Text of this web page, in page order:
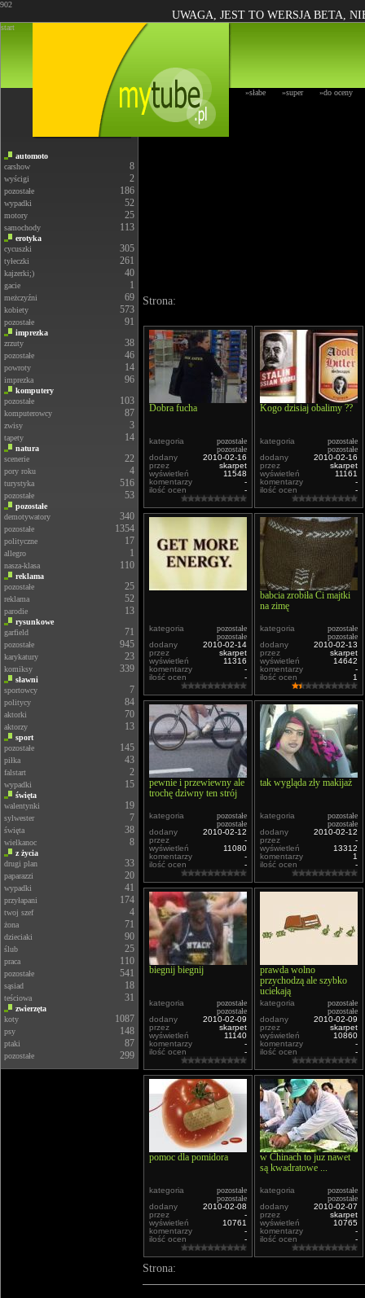
902
UWAGA, JEST TO WERSJA BETA,
start
»słabe »super »do oceny
automoto
carshow
8
wyścigi 2
pozostałe 186
wypadki 52
motory 25
samochody 113
erotyka
cycuszki
305
tyłeczki 261
kajzerki;) 40
gacie 1
meżczyźni 69
kobiety 573
pozostałe 91
imprezka
zrzuty
38
pozostałe 46
powroty 14
imprezka 96
komputery
pozostałe
103
komputerowcy 87
zwisy 3
tapety 14
natura
scenerie
22
pory roku 4
turystyka 516
pozostałe 53
pozostałe
demotywatory
340
pozostałe 1354
polityczne 17
allegro 1
nasza-klasa 110
reklama
pozostałe
25
reklama 52
parodie 13
rysunkowe
garfield
71
pozostałe 945
karykatury 23
komiksy 339
sławni
sportowcy
7
politycy 84
aktorki 70
aktorzy 13
sport
pozostałe
145
piłka 43
falstart 2
wypadki 15
święta
walentynki
19
sylwester 7
święta 38
wielkanoc 8
z życia
drugi plan
33
paparazzi 20
wypadki 41
przyłapani 174
twoj szef 4
żona 71
dzieciaki 90
ślub 25
praca 110
pozostałe 541
sąsiad 18
teściowa 31
zwierzęta
koty
1087
psy 148
ptaki 87
pozostałe 299
Strona:
Dobra fucha
kategoria
pozostałe
pozostałe
dodany
2010-02-16
przez
skarpet
wyświetleń
11548
komentarzy
-
ilość ocen
-
Kogo dzisiaj obalimy ??
kategoria
pozostałe
pozostałe
dodany
2010-02-16
przez
skarpet
wyświetleń
11161
komentarzy
-
ilość ocen
-
kategoria
pozostałe
pozostałe
dodany
2010-02-14
przez
skarpet
wyświetleń
11316
komentarzy
-
ilość ocen
-
babcia zrobiła Ci majtki
na zimę
kategoria
pozostałe
pozostałe
dodany
2010-02-13
przez
skarpet
wyświetleń
14642
komentarzy
-
ilość ocen
1
pewnie i przewiewny ale
trochę dziwny ten strój
kategoria
pozostałe
pozostałe
dodany
2010-02-12
przez
-
wyświetleń
11080
komentarzy
-
ilość ocen
-
tak wygląda zły makijaż
kategoria
pozostałe
pozostałe
dodany
2010-02-12
przez
-
wyświetleń
13312
komentarzy
1
ilość ocen
-
biegnij biegnij
kategoria
pozostałe
pozostałe
dodany
2010-02-09
przez
skarpet
wyświetleń
11140
komentarzy
-
ilość ocen
-
prawda wolno
przychodzą ale szybko
uciekają
kategoria
pozostałe
pozostałe
dodany
2010-02-09
przez
skarpet
wyświetleń
10860
komentarzy
-
ilość ocen
-
pomoc dla pomidora
kategoria
pozostałe
pozostałe
dodany
2010-02-08
przez
-
wyświetleń
10761
komentarzy
-
ilość ocen
-
w Chinach to juz nawet
są kwadratowe ...
kategoria
pozostałe
pozostałe
dodany
2010-02-07
przez
skarpet
wyświetleń
10765
komentarzy
-
ilość ocen
-
Strona: